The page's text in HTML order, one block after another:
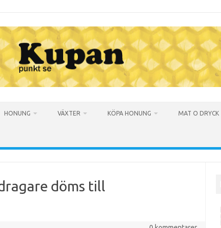
HONUNG VÄXTER KÖPA HONUNG MAT O DRYCK
döms till